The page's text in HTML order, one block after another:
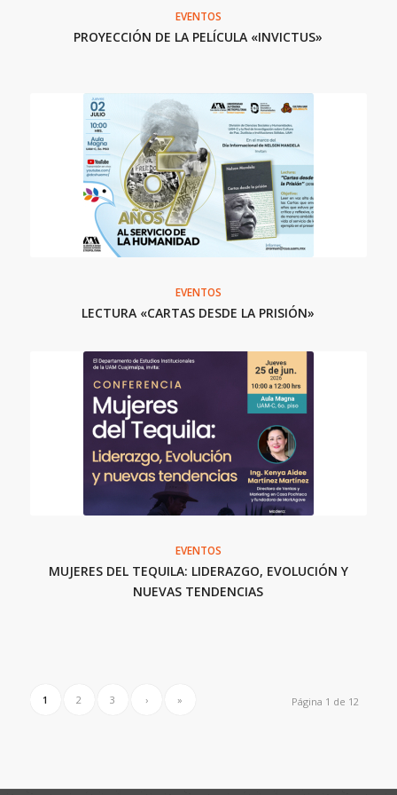
EVENTOS
PROYECCIÓN DE LA PELÍCULA «INVICTUS»
EVENTOS
LECTURA «CARTAS DESDE LA PRISIÓN»
EVENTOS
MUJERES DEL TEQUILA: LIDERAZGO, EVOLUCIÓN Y
NUEVAS TENDENCIAS
Página 1 de 12
1 2 3 › »